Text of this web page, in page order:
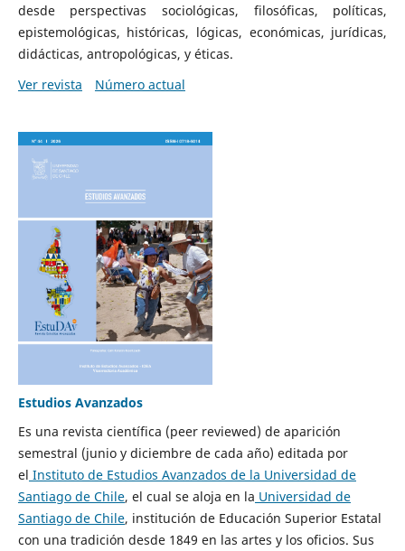
desde perspectivas sociológicas, filosóficas, políticas,
epistemológicas, históricas, lógicas, económicas, jurídicas,
didácticas, antropológicas, y éticas.
Ver revista
Número actual
Estudios Avanzados
Es una revista científica (peer reviewed) de aparición
semestral (junio y diciembre de cada año) editada por
el Instituto de Estudios Avanzados de la Universidad de
Santiago de Chile, el cual se aloja en la Universidad de
Santiago de Chile, institución de Educación Superior Estatal
con una tradición desde 1849 en las artes y los oficios. Sus